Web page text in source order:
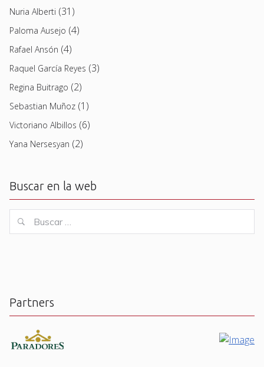
Nuria Alberti (31)
Paloma Ausejo (4)
Rafael Ansón (4)
Raquel García Reyes (3)
Regina Buitrago (2)
Sebastian Muñoz (1)
Victoriano Albillos (6)
Yana Nersesyan (2)
Buscar en la web
for:
Buscar
Partners